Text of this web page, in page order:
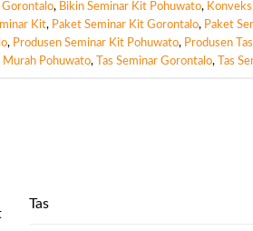
Gorontalo, Bikin Seminar Kit Pohuwato,
Kit, Paket Seminar Kit Gorontalo, Paket
, Produsen Seminar Kit Pohuwato, Produsen
Murah Pohuwato, Tas Seminar Gorontalo, Tas
Tas